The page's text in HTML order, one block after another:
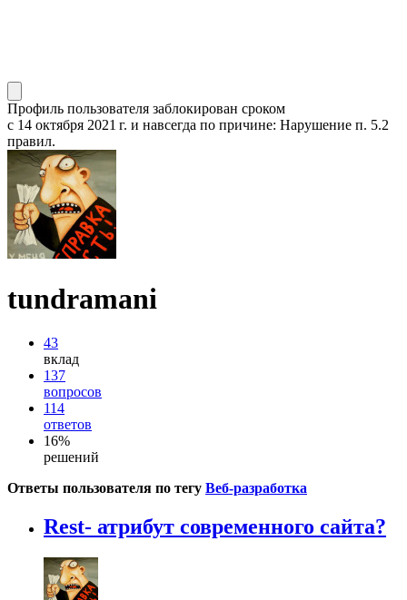
Профиль пользователя заблокирован сроком
с 14 октября 2021 г. и навсегда по причине: Нарушение п. 5.2
правил.
tundramani
43
вклад
137
вопросов
114
ответов
16%
решений
Ответы пользователя по тегу Веб-разработка
Rest- атрибут современного сайта?